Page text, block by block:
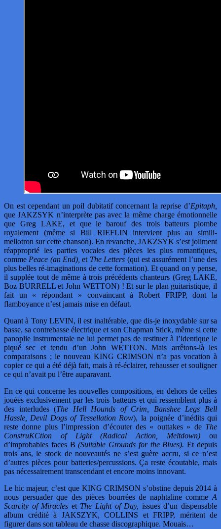
On est cependant un poil dubitatif concernant la reprise d’Epitaph,
que JAKZSYK n’interprète pas avec la même charge émotionnelle
que Greg LAKE, et que le barouf des trois batteurs plombe
royalement (même si Bill RIEFLIN intervient plus au simili-
mellotron sur cette chanson). En revanche, JAKZSYK s’est joliment
réapproprié les parties vocales des pièces les plus romantiques,
comme Peace (an End), et The Letters (qui est assurément l’une des
plus belles ré-imaginations de cette formation). Et quand on y pense,
il supplée tout de même à trois précédents chanteurs (Greg LAKE,
Boz BURRELL et John WETTON) ! Et sur le plan guitaristique, il
fait un « répondant » convaincant à Robert FRIPP, dont la
flamboyance n’est jamais mise en défaut.
Quant à Tony LEVIN, il est inaltérable, que dis-je inoxydable sur sa
basse, sa contrebasse électrique et son Chapman Stick, même si cette
panoplie instrumentale ne lui permet pas de restituer à l’identique le
piqué sec et tendu d’un John WETTON. Mais arrêtons-là les
comparaisons ; le nouveau KING CRIMSON n’a pas vocation à
copier ce qui a été déjà fait, mais à ré-éclairer, rehausser et souligner
ce qui n’avait pu l’être auparavant.
En ce qui concerne les nouvelles compositions, en dehors de celles
jouées exclusivement par les trois batteurs et qui ressemblent plus à
des interludes (The Hell Hounds of Crim, Banshee Legs Bell
Hassle, Devil Dogs of Tessellation Row), la poignée d’inédits qui
reste donne plus l’impression d’écouter des « outtakes » de The
ConstruKCtion of Light (Radical Action, Meltdown) ou
d’improbables faces B(Suitable Grounds for the Blues). Et depuis
trois ans, le stock de nouveautés ne s’est guère accru, si ce n’est
d’autres pièces pour batteries/percussions. Ça reste écoutable, mais
pas nécessairement transcendant et encore moins innovant.
Le hic majeur, c’est que KING CRIMSON s’obstine depuis 2014 à
nous persuader que des pièces bourrées de naphtaline comme A
Scarcity of Miracles et The Light of Day, issues d’un dispensable
album crédité à JAKSZYK, COLLINS et FRIPP, méritent de
figurer dans son tableau de chasse discographique. Mouais…